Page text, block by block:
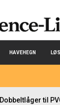
HAVEHEGN
Dobbeltlåger til